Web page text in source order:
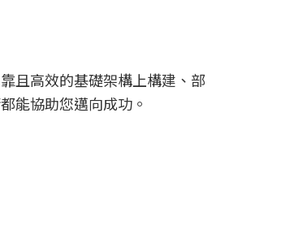
且高效的基礎架構上構建、部
能協助您邁向成功。